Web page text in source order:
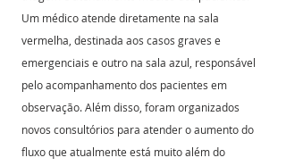
Um médico atende diretamente na sala
vermelha, destinada aos casos graves e
emergenciais e outro na sala azul, responsável
pelo acompanhamento dos pacientes em
observação. Além disso, foram organizados
novos consultórios para atender o aumento do
fluxo que atualmente está muito além do